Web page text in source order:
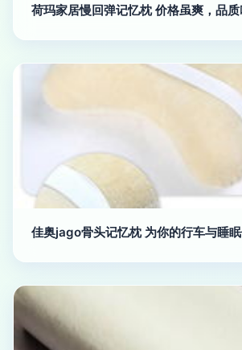
荷玛家居慢回弹记忆枕 价格虽爽，品
佳奥jago骨头记忆枕 为你的行车与睡